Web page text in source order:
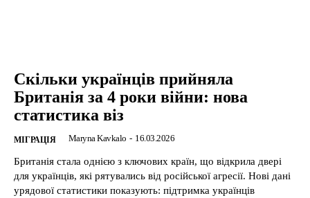
Скільки українців прийняла
Британія за 4 роки війни: нова
статистика віз
МІГРАЦІЯ Maryna Kavkalo - 16.03.2026
Британія стала однією з ключових країн, що відкрила двері
для українців, які рятувались від російської агресії. Нові дані
урядової статистики показують: підтримка українців